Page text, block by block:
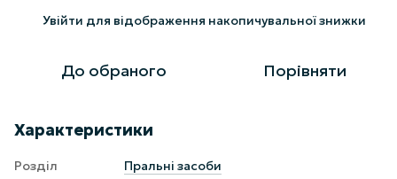
Увійти для відображення накопичувальної знижки
До обраного Порівняти
Характеристики
Розділ
Пральні засоби